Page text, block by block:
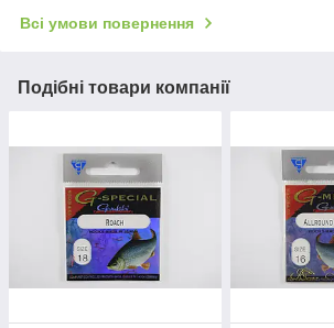
Всі умови повернення
Подібні товари компанії